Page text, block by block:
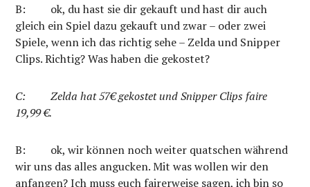
B:
ok, du hast sie dir gekauft und hast dir auch
gleich ein Spiel dazu gekauft und zwar – oder zwei
Spiele, wenn ich das richtig sehe – Zelda und Snipper
Clips. Richtig? Was haben die gekostet?
C:
Zelda hat 57€ gekostet und Snipper Clips faire
19,99 €.
B:
ok, wir können noch weiter quatschen während
wir uns das alles angucken. Mit was wollen wir den
anfangen? Ich muss euch fairerweise sagen, ich bin so